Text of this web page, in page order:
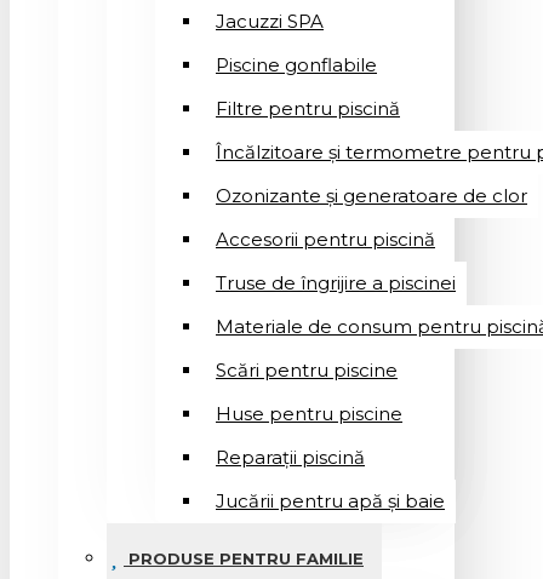
Jacuzzi SPA
Piscine gonflabile
Filtre pentru piscină
Încălzitoare și termometre pentru
Ozonizante și generatoare de clor
Accesorii pentru piscină
Truse de îngrijire a piscinei
Materiale de consum pentru
Scări pentru piscine
Huse pentru piscine
Reparații piscină
Jucării pentru apă și baie
PRODUSE PENTRU FAMILIE